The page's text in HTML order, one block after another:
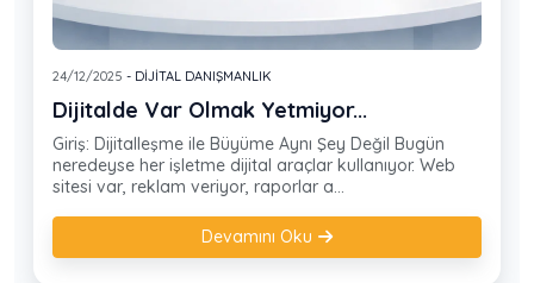
24/12/2025 - DIJITAL DANIŞMANLIK
Dijitalde Var Olmak Yetmiyor...
Giriş: Dijitalleşme ile Büyüme Aynı Şey Değil Bugün
neredeyse her işletme dijital araçlar kullanıyor. Web
sitesi var, reklam veriyor, raporlar a...
Devamını Oku